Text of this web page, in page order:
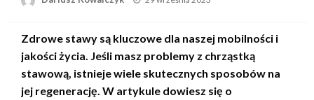
Zdrowe stawy są kluczowe dla naszej mobilności i
jakości życia. Jeśli masz problemy z chrząstką
stawową, istnieje wiele skutecznych sposobów na
jej regenerację. W artykule dowiesz się o